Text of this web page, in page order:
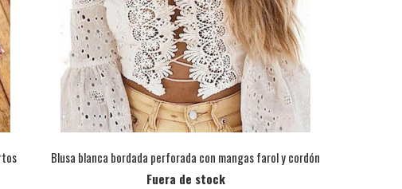
Blusa blanca bordada perforada con mangas farol y cordón
Fuera de stock